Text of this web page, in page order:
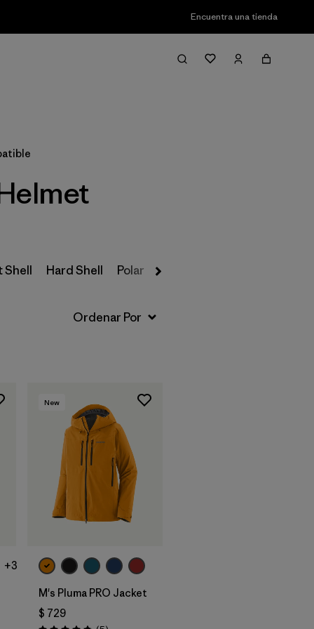
Encuentra una tienda
Filter & Sort
Shell Hard Shell Polar Insulated
+3
New
M's Pluma PRO Jacket
$ 729